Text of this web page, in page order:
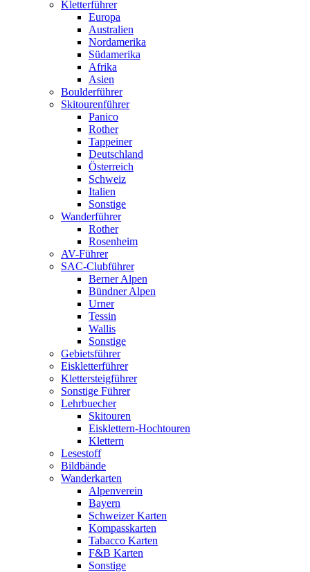
Kletterführer
Europa
Australien
Nordamerika
Südamerika
Afrika
Asien
Boulderführer
Skitourenführer
Panico
Rother
Tappeiner
Deutschland
Österreich
Schweiz
Italien
Sonstige
Wanderführer
Rother
Rosenheim
AV-Führer
SAC-Clubführer
Berner Alpen
Bündner Alpen
Urner
Tessin
Wallis
Sonstige
Gebietsführer
Eiskletterführer
Klettersteigführer
Sonstige Führer
Lehrbuecher
Skitouren
Eisklettern-Hochtouren
Klettern
Lesestoff
Bildbände
Wanderkarten
Alpenverein
Bayern
Schweizer Karten
Kompasskarten
Tabacco Karten
F&B Karten
Sonstige